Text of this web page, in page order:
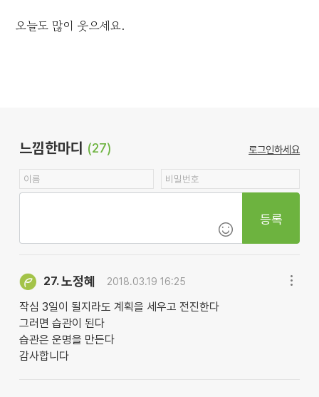
오늘도 많이 웃으세요.
느낌한마디 (27) 로그인하세요
등록
27.노정혜 2018.03.19 16:25
작심 3일이 될지라도 계획을 세우고 전진한다
그러면 습관이 된다
습관은 운명을 만든다
감사합니다